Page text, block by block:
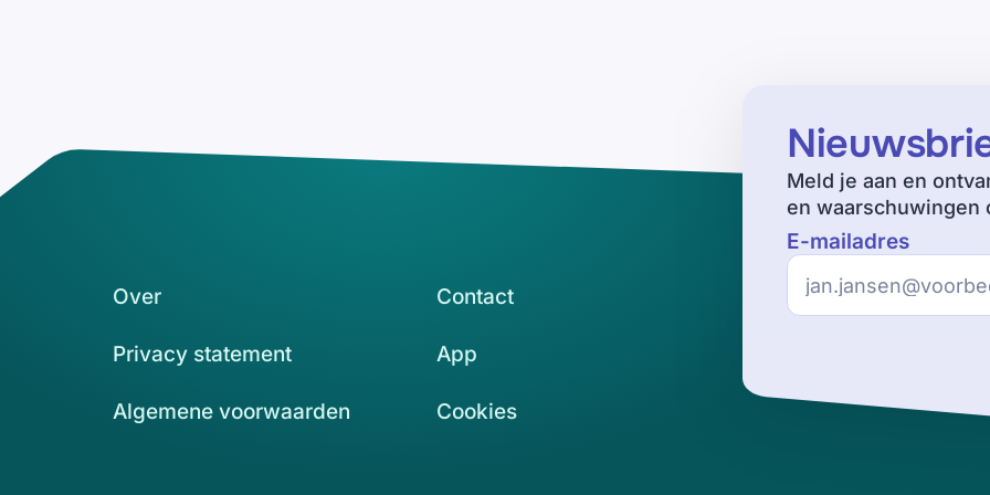
Meld je aan en
en waarschuwingen
E-mailadres
Over Contact
Privacy statement App
Algemene voorwaarden Cookies